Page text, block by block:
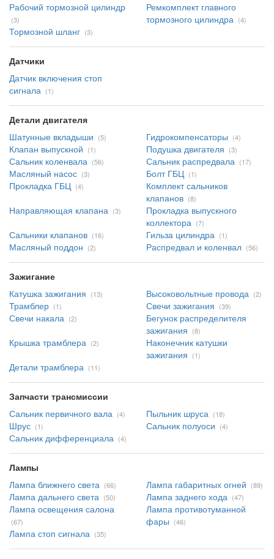
Рабочий тормозной цилиндр
(3)
Ремкомплект главного
тормозного цилиндра (4)
Тормозной шланг (3)
Датчики
Датчик включения стоп
сигнала (1)
Детали двигателя
Шатунные вкладыши (5) Гидрокомпенсаторы (4)
Клапан выпускной (1) Подушка двигателя (3)
Сальник коленвала (56) Сальник распредвала (17)
Масляный насос (3) Болт ГБЦ (1)
Прокладка ГБЦ (4)
Комплект сальников
клапанов (8)
Направляющая клапана (3)
Прокладка выпускного
коллектора (7)
Сальники клапанов (16) Гильза цилиндра (1)
Масляный поддон (2) Распредвал и коленвал (56)
Зажигание
Катушка зажигания (13) Высоковольтные провода (2)
Трамблер (1) Свечи зажигания (39)
Свечи накала (2)
Бегунок распределителя
зажигания (8)
Крышка трамблера (2)
Наконечник катушки
зажигания (1)
Детали трамблера (11)
Запчасти трансмиссии
Сальник первичного вала (4) Пыльник шруса (18)
Шрус (1) Сальник полуоси (4)
Сальник дифференциала (4)
Лампы
Лампа ближнего света (66) Лампа габаритных огней (89)
Лампа дальнего света (50) Лампа заднего хода (47)
Лампа освещения салона
(67)
Лампа противотуманной
фары (46)
Лампа стоп сигнала (35)